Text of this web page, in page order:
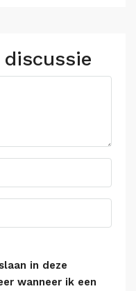
in deze
wanneer ik een